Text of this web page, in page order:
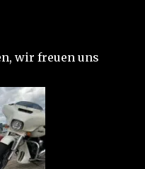
wir freuen uns